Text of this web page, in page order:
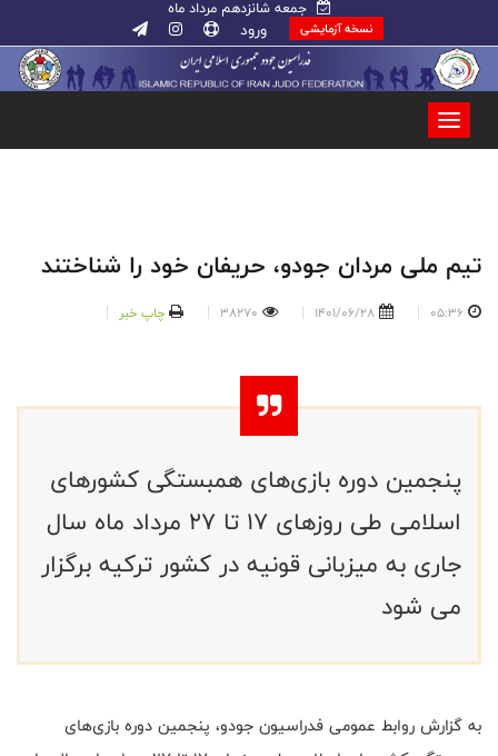
جمعه شانزدهم مرداد ماه
نسخه آزمایشی ورود
تیم ملی مردان جودو، حریفان خود را شناختند
05:36
1401/06/28
38270 چاپ خبر
پنجمین دوره بازی‌های همبستگی کشورهای
اسلامی طی روزهای 17 تا 27 مرداد ماه سال
جاری به میزبانی قونیه در کشور ترکیه برگزار
می شود
به گزارش روابط عمومی فدراسیون جودو، پنجمین دوره بازی‌های